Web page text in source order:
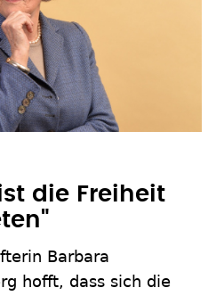
die Freiheit
Barbara
hofft, dass sich die